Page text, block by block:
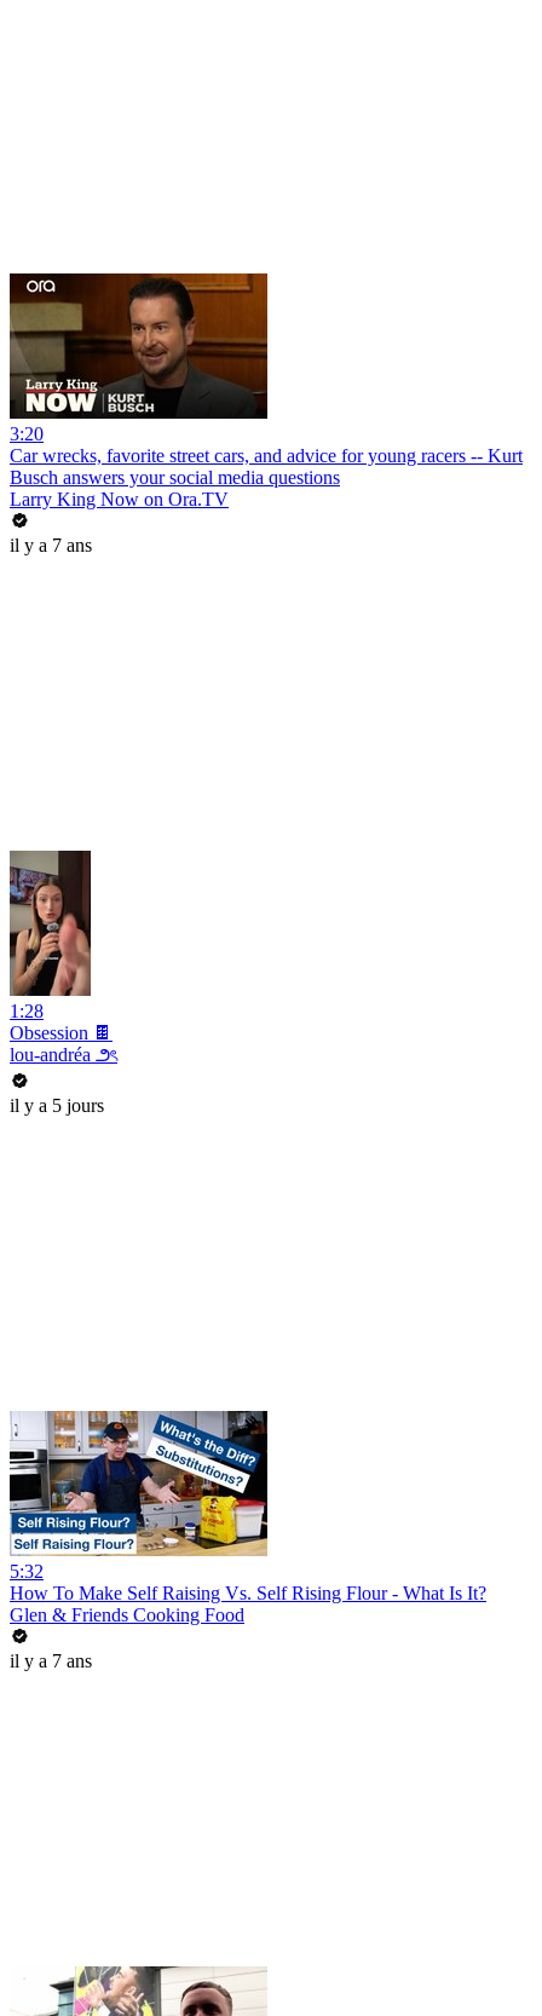
3:20
Car wrecks, favorite street cars, and advice for young racers -- Kurt
Busch answers your social media questions
Larry King Now on Ora.TV
il y a 7 ans
1:28
Obsession 🍫
lou-andréa ౨ৎ
il y a 5 jours
5:32
How To Make Self Raising Vs. Self Rising Flour - What Is It?
Glen & Friends Cooking Food
il y a 7 ans